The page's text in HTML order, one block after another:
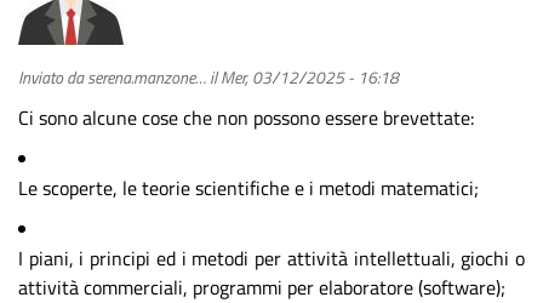
Inviato daserena.manzone…ilMer, 03/12/2025 - 16:18
Ci sono alcune cose che non possono essere brevettate:
Le scoperte, le teorie scientifiche e i metodi matematici;
I piani, i principi ed i metodi per attività intellettuali, giochi o
attività commerciali, programmi per elaboratore (software);